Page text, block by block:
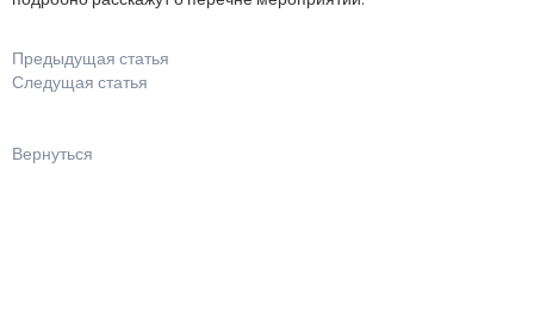
Предыдущая статья
Следущая статья
Вернуться